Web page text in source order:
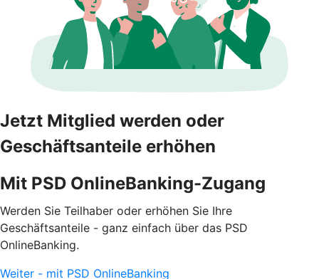
Jetzt Mitglied werden oder
Geschäftsanteile erhöhen
Mit PSD OnlineBanking-Zugang
Werden Sie Teilhaber oder erhöhen Sie Ihre
Geschäftsanteile - ganz einfach über das PSD
OnlineBanking.
Weiter - mit PSD OnlineBanking